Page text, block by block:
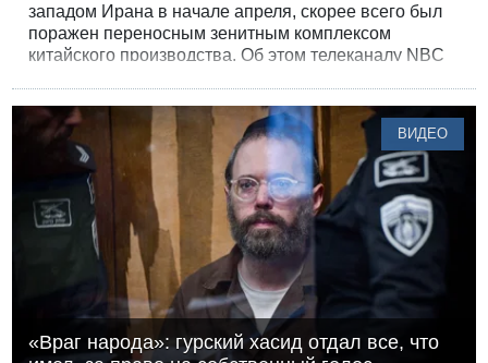
западом Ирана в начале апреля, скорее всего был
поражен переносным зенитным комплексом
китайского производства. Об этом телеканалу NBC
ВИДЕО
«Враг народа»: гурский хасид отдал все, что